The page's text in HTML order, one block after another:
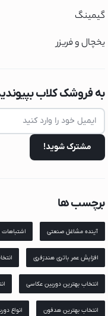
گیمینگ
یخچال و فریزر
به فروشک کلاب
برچسب ها
آینده مشاغل صنعتی اشتباهات
افزایش عمر باتری هندزفری
انتخاب بهترین دوربین عکاسی
انتخاب بهترین هدفون انواع